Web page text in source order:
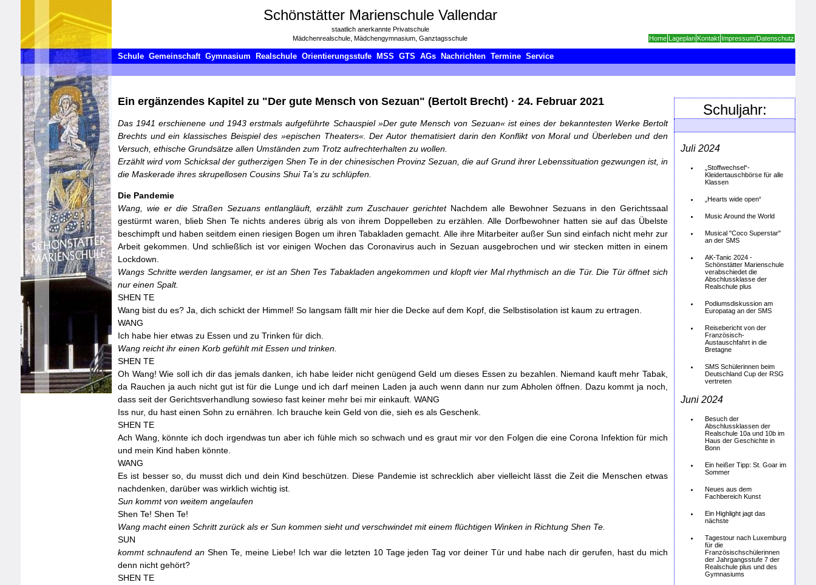
Schönstätter Marienschule Vallendar
staatlich anerkannte Privatschule
Mädchenrealschule, Mädchengymnasium, Ganztagsschule
Home Lageplan Kontakt Impressum/Datenschutz
Schule Gemeinschaft Gymnasium Realschule Orientierungsstufe MSS GTS AGs Nachrichten Termine Service
Ein ergänzendes Kapitel zu "Der gute Mensch von Sezuan" (Bertolt Brecht) · 24. Februar 2021
Das 1941 erschienene und 1943 erstmals aufgeführte Schauspiel »Der gute Mensch von Sezuan« ist eines der bekanntesten Werke Bertolt
Brechts und ein klassisches Beispiel des »epischen Theaters«. Der Autor thematisiert darin den Konflikt von Moral und Überleben und den
Versuch, ethische Grundsätze allen Umständen zum Trotz aufrechterhalten zu wollen.
Erzählt wird vom Schicksal der gutherzigen Shen Te in der chinesischen Provinz Sezuan, die auf Grund ihrer Lebenssituation gezwungen ist, in
die Maskerade ihres skrupellosen Cousins Shui Ta’s zu schlüpfen.
Die Pandemie
Wang, wie er die Straßen Sezuans entlangläuft, erzählt zum Zuschauer gerichtetNachdem alle Bewohner Sezuans in den Gerichtssaal
gestürmt waren, blieb Shen Te nichts anderes übrig als von ihrem Doppelleben zu erzählen. Alle Dorfbewohner hatten sie auf das Übelste
beschimpft und haben seitdem einen riesigen Bogen um ihren Tabakladen gemacht. Alle ihre Mitarbeiter außer Sun sind einfach nicht mehr zur
Arbeit gekommen. Und schließlich ist vor einigen Wochen das Coronavirus auch in Sezuan ausgebrochen und wir stecken mitten in einem
Lockdown.
Wangs Schritte werden langsamer, er ist an Shen Tes Tabakladen angekommen und klopft vier Mal rhythmisch an die Tür. Die Tür öffnet sich
nur einen Spalt.
SHEN TE
Wang bist du es? Ja, dich schickt der Himmel! So langsam fällt mir hier die Decke auf dem Kopf, die Selbstisolation ist kaum zu ertragen.
WANG
Ich habe hier etwas zu Essen und zu Trinken für dich.
Wang reicht ihr einen Korb gefühlt mit Essen und trinken.
SHEN TE
Oh Wang! Wie soll ich dir das jemals danken, ich habe leider nicht genügend Geld um dieses Essen zu bezahlen. Niemand kauft mehr Tabak,
da Rauchen ja auch nicht gut ist für die Lunge und ich darf meinen Laden ja auch wenn dann nur zum Abholen öffnen. Dazu kommt ja noch,
dass seit der Gerichtsverhandlung sowieso fast keiner mehr bei mir einkauft. WANG
Iss nur, du hast einen Sohn zu ernähren. Ich brauche kein Geld von die, sieh es als Geschenk.
SHEN TE
Ach Wang, könnte ich doch irgendwas tun aber ich fühle mich so schwach und es graut mir vor den Folgen die eine Corona Infektion für mich
und mein Kind haben könnte.
WANG
Es ist besser so, du musst dich und dein Kind beschützen. Diese Pandemie ist schrecklich aber vielleicht lässt die Zeit die Menschen etwas
nachdenken, darüber was wirklich wichtig ist.
Sun kommt von weitem angelaufen
Shen Te! Shen Te!
Wang macht einen Schritt zurück als er Sun kommen sieht und verschwindet mit einem flüchtigen Winken in Richtung Shen Te.
SUN
kommt schnaufend anShen Te, meine Liebe! Ich war die letzten 10 Tage jeden Tag vor deiner Tür und habe nach dir gerufen, hast du mich
denn nicht gehört?
SHEN TE
Schuljahr:
Juli 2024
„Stoffwechsel“-
Kleidertauschbörse für alle
Klassen
„Hearts wide open“
Music Around the World
Musical "Coco Superstar"
an der SMS
AK-Tanic 2024 -
Schönstätter Marienschule
verabschiedet die
Abschlussklasse der
Realschule plus
Podiumsdiskussion am
Europatag an der SMS
Reisebericht von der
Französisch-
Austauschfahrt in die
Bretagne
SMS Schülerinnen beim
Deutschland Cup der RSG
vertreten
Juni 2024
Besuch der
Abschlussklassen der
Realschule 10a und 10b im
Haus der Geschichte in
Bonn
Ein heißer Tipp: St. Goar im
Sommer
Neues aus dem
Fachbereich Kunst
Ein Highlight jagt das
nächste
Tagestour nach Luxemburg
für die
Französischschülerinnen
der Jahrgangsstufe 7 der
Realschule plus und des
Gymnasiums